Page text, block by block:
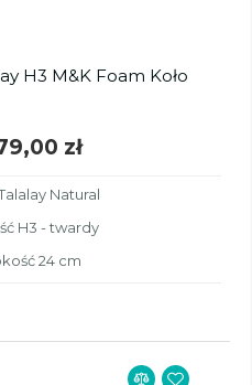
H3 M&K Foam Koło
zł
Natural
H3 - twardy
24 cm